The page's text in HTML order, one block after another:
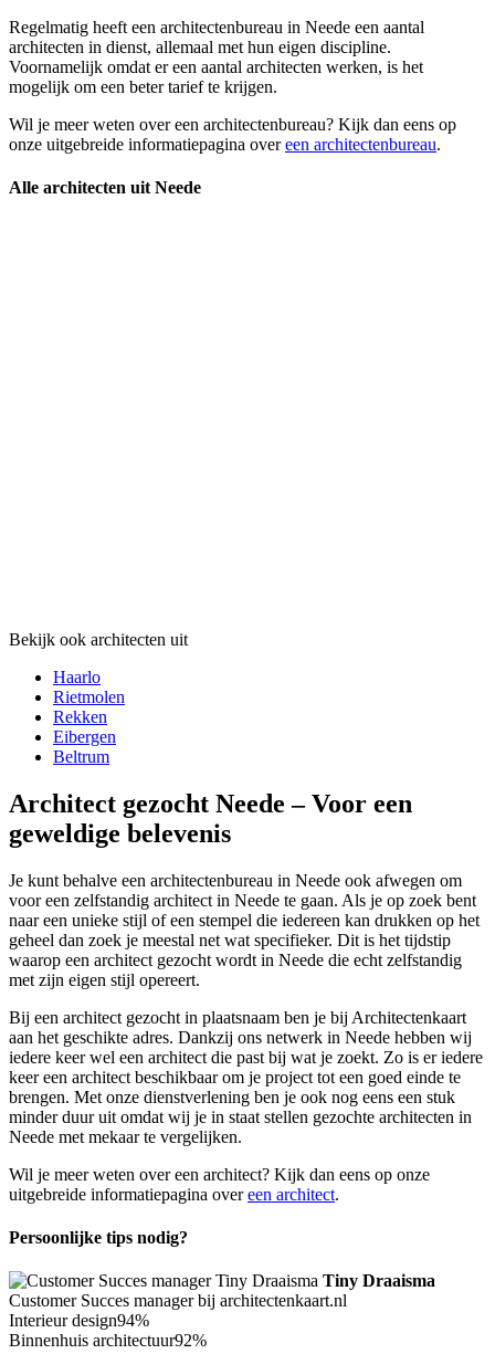
Regelmatig heeft een architectenbureau in Neede een aantal
architecten in dienst, allemaal met hun eigen discipline.
Voornamelijk omdat er een aantal architecten werken, is het
mogelijk om een beter tarief te krijgen.
Wil je meer weten over een architectenbureau? Kijk dan eens op
onze uitgebreide informatiepagina overeen architectenbureau.
Alle architecten uit Neede
Bekijk ook architecten uit
Haarlo
Rietmolen
Rekken
Eibergen
Beltrum
Architect gezocht Neede – Voor een
geweldige belevenis
Je kunt behalve een architectenbureau in Neede ook afwegen om
voor een zelfstandig architect in Neede te gaan. Als je op zoek bent
naar een unieke stijl of een stempel die iedereen kan drukken op het
geheel dan zoek je meestal net wat specifieker. Dit is het tijdstip
waarop een architect gezocht wordt in Neede die echt zelfstandig
met zijn eigen stijl opereert.
Bij een architect gezocht in plaatsnaam ben je bij Architectenkaart
aan het geschikte adres. Dankzij ons netwerk in Neede hebben wij
iedere keer wel een architect die past bij wat je zoekt. Zo is er iedere
keer een architect beschikbaar om je project tot een goed einde te
brengen. Met onze dienstverlening ben je ook nog eens een stuk
minder duur uit omdat wij je in staat stellen gezochte architecten in
Neede met mekaar te vergelijken.
Wil je meer weten over een architect? Kijk dan eens op onze
uitgebreide informatiepagina overeen architect.
Persoonlijke tips nodig?
Tiny Draaisma
Customer Succes manager bij architectenkaart.nl
Interieur design94%
Binnenhuis architectuur92%